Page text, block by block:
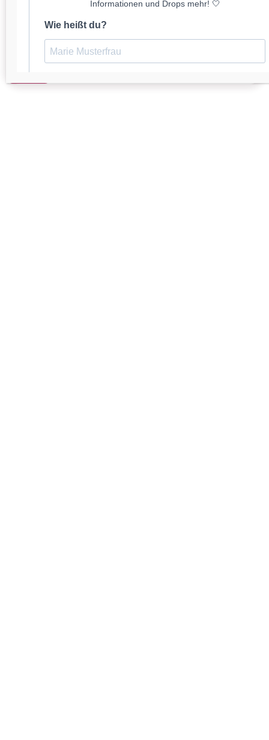
das Maßband in einer senkrechten Linie hinter den
Vorderbeinen um den Brustkorb herum. Bei großen Hunden
sollte der senkrechte Gurt des Geschirrs mindestens eine
Handbreit hinter den Vorderläufen sitzen. Bei kleineren
Hunden auch etwas weniger. So bleiben die Achseln frei.